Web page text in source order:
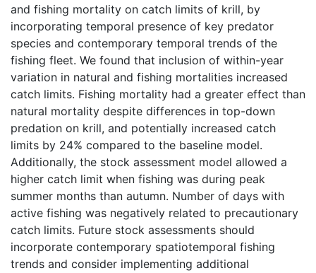
and fishing mortality on catch limits of krill, by
incorporating temporal presence of key predator
species and contemporary temporal trends of the
fishing fleet. We found that inclusion of within-year
variation in natural and fishing mortalities increased
catch limits. Fishing mortality had a greater effect than
natural mortality despite differences in top-down
predation on krill, and potentially increased catch
limits by 24% compared to the baseline model.
Additionally, the stock assessment model allowed a
higher catch limit when fishing was during peak
summer months than autumn. Number of days with
active fishing was negatively related to precautionary
catch limits. Future stock assessments should
incorporate contemporary spatiotemporal fishing
trends and consider implementing additional